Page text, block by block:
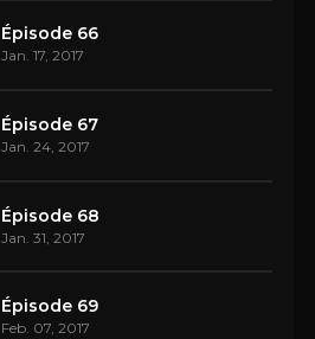
Épisode 66
Jan. 17, 2017
Épisode 67
Jan. 24, 2017
Épisode 68
Jan. 31, 2017
Épisode 69
Feb. 07, 2017